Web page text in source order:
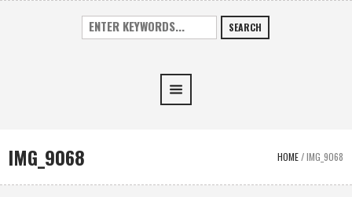
SEARCH
IMG_9068 HOME/IMG_9068